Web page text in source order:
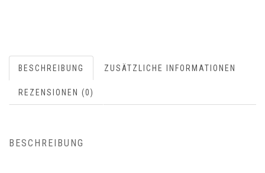
BESCHREIBUNG ZUSÄTZLICHE INFORMATIONEN
REZENSIONEN (0)
BESCHREIBUNG